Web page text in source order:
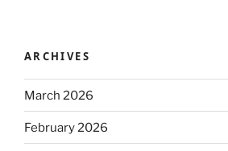
ARCHIVES
March 2026
February 2026